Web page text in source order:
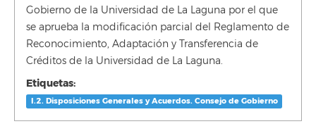
Gobierno de la Universidad de La Laguna por el que
se aprueba la modificación parcial del Reglamento de
Reconocimiento, Adaptación y Transferencia de
Créditos de la Universidad de La Laguna.
Etiquetas:
I.2. Disposiciones Generales y Acuerdos. Consejo de Gobierno